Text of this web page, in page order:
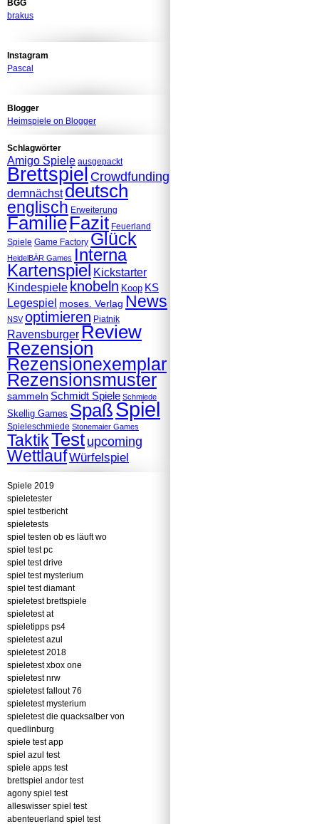
BGG
brakus
Instagram
Pascal
Blogger
Heimspiele on Blogger
Schlagwörter
Amigo Spiele ausgepackt
Brettspiel Crowdfunding
demnächst deutsch
englisch Erweiterung
FamilieFazit Feuerland
Spiele Game Factory Glück
HeidelBÄR Games Interna
Kartenspiel Kickstarter
Kindespiele knobeln Koop KS
Legespiel moses. Verlag News
NSV optimieren Piatnik
RavensburgerReview
Rezension
Rezensionexemplar
Rezensionsmuster
sammeln Schmidt Spiele Schmiede
Skellig Games SpaßSpiel
Spieleschmiede Stonemaier Games
TaktikTest upcoming
WettlaufWürfelspiel
Spiele 2019
spieletester
spiel testbericht
spieletests
spiel testen ob es läuft wo
spiel test pc
spiel test drive
spiel test mysterium
spiel test diamant
spieletest brettspiele
spieletest at
spieletipps ps4
spieletest azul
spieletest 2018
spieletest xbox one
spieletest nrw
spieletest fallout 76
spieletest mysterium
spieletest die quacksalber von
quedlinburg
spiele test app
spiel azul test
spiele apps test
brettspiel andor test
agony spiel test
alleswisser spiel test
abenteuerland spiel test